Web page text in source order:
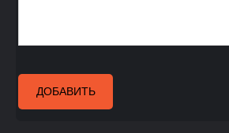
ДОБАВИТЬ